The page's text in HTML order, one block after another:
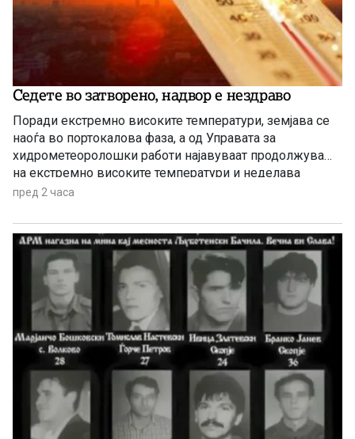
Седете во затворено, надвор е нездраво
Поради екстремно високите температури, земјава се
наоѓа во портокалова фаза, а од Управата за
хидрометеоролошки работи најавуваат продолжување
на екстремно високите температури и неделава
пред 2 часа